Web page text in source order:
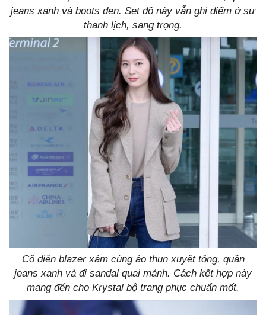
jeans xanh và boots đen. Set đồ này vẫn ghi điểm ở sự
thanh lịch, sang trọng.
Cô diện blazer xám cùng áo thun xuyệt tông, quần
jeans xanh và đi sandal quai mảnh. Cách kết hợp này
mang đến cho Krystal bộ trang phục chuẩn mốt.